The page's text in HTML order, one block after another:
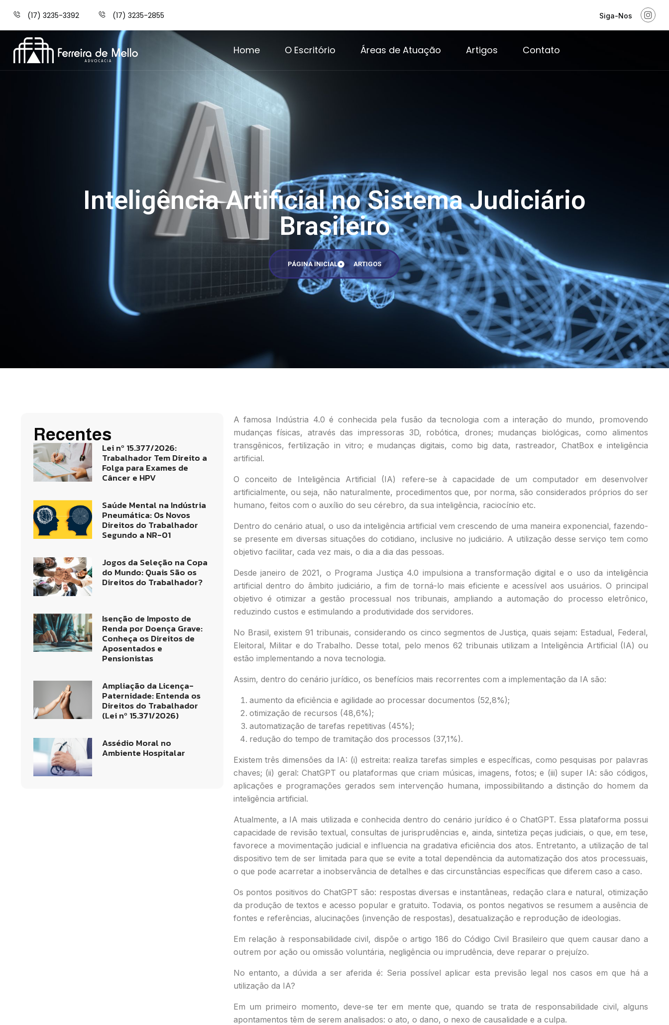
(17) 3235-3392 (17) 3235-2855 Siga-Nos
Home O Escritório Áreas de Atuação Artigos Contato
Inteligência Artificial no Sistema Judiciário
Brasileiro
PÁGINA INICIAL ARTIGOS
Recentes
Lei nº 15.377/2026:
Trabalhador Tem Direito a
Folga para Exames de
Câncer e HPV
Saúde Mental na Indústria
Pneumática: Os Novos
Direitos do Trabalhador
Segundo a NR-01
Jogos da Seleção na Copa
do Mundo: Quais São os
Direitos do Trabalhador?
Isenção de Imposto de
Renda por Doença Grave:
Conheça os Direitos de
Aposentados e
Pensionistas
Ampliação da Licença-
Paternidade: Entenda os
Direitos do Trabalhador
(Lei nº 15.371/2026)
Assédio Moral no
Ambiente Hospitalar
A famosa Indústria 4.0 é conhecida pela fusão da tecnologia com a interação do mundo, promovendo
mudanças físicas, através das impressoras 3D, robótica, drones; mudanças biológicas, como alimentos
transgênicos, fertilização in vitro; e mudanças digitais, como big data, rastreador, ChatBox e inteligência
artificial.
O conceito de Inteligência Artificial (IA) refere-se à capacidade de um computador em desenvolver
artificialmente, ou seja, não naturalmente, procedimentos que, por norma, são considerados próprios do ser
humano, feitos com o auxílio do seu cérebro, da sua inteligência, raciocínio etc.
Dentro do cenário atual, o uso da inteligência artificial vem crescendo de uma maneira exponencial, fazendo-
se presente em diversas situações do cotidiano, inclusive no judiciário. A utilização desse serviço tem como
objetivo facilitar, cada vez mais, o dia a dia das pessoas.
Desde janeiro de 2021, o Programa Justiça 4.0 impulsiona a transformação digital e o uso da inteligência
artificial dentro do âmbito judiciário, a fim de torná-lo mais eficiente e acessível aos usuários. O principal
objetivo é otimizar a gestão processual nos tribunais, ampliando a automação do processo eletrônico,
reduzindo custos e estimulando a produtividade dos servidores.
No Brasil, existem 91 tribunais, considerando os cinco segmentos de Justiça, quais sejam: Estadual, Federal,
Eleitoral, Militar e do Trabalho. Desse total, pelo menos 62 tribunais utilizam a Inteligência Artificial (IA) ou
estão implementando a nova tecnologia.
Assim, dentro do cenário jurídico, os benefícios mais recorrentes com a implementação da IA são:
aumento da eficiência e agilidade ao processar documentos (52,8%);
otimização de recursos (48,6%);
automatização de tarefas repetitivas (45%);
redução do tempo de tramitação dos processos (37,1%).
Existem três dimensões da IA: (i) estreita: realiza tarefas simples e específicas, como pesquisas por palavras
chaves; (ii) geral: ChatGPT ou plataformas que criam músicas, imagens, fotos; e (iii) super IA: são códigos,
aplicações e programações gerados sem intervenção humana, impossibilitando a distinção do homem da
inteligência artificial.
Atualmente, a IA mais utilizada e conhecida dentro do cenário jurídico é o ChatGPT. Essa plataforma possui
capacidade de revisão textual, consultas de jurisprudências e, ainda, sintetiza peças judiciais, o que, em tese,
favorece a movimentação judicial e influencia na gradativa eficiência dos atos. Entretanto, a utilização de tal
dispositivo tem de ser limitada para que se evite a total dependência da automatização dos atos processuais,
o que pode acarretar a inobservância de detalhes e das circunstâncias específicas que diferem caso a caso.
Os pontos positivos do ChatGPT são: respostas diversas e instantâneas, redação clara e natural, otimização
da produção de textos e acesso popular e gratuito. Todavia, os pontos negativos se resumem a ausência de
fontes e referências, alucinações (invenção de respostas), desatualização e reprodução de ideologias.
Em relação à responsabilidade civil, dispõe o artigo 186 do Código Civil Brasileiro que quem causar dano a
outrem por ação ou omissão voluntária, negligência ou imprudência, deve reparar o prejuízo.
No entanto, a dúvida a ser aferida é: Seria possível aplicar esta previsão legal nos casos em que há a
utilização da IA?
Em um primeiro momento, deve-se ter em mente que, quando se trata de responsabilidade civil, alguns
apontamentos têm de serem analisados: o ato, o dano, o nexo de causalidade e a culpa.